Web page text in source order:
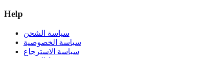
Help
سياسة الشحن
سياسة الخصوصية
سياسة الاسترجاع